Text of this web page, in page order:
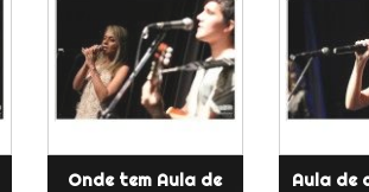
Onde tem Aula de
Aula de